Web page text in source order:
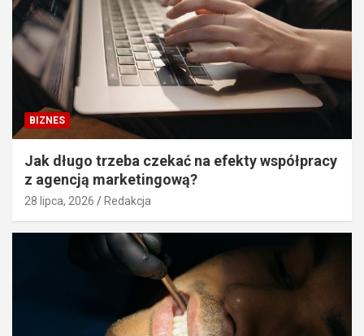
BIZNES
Jak długo trzeba czekać na efekty współpracy
z agencją marketingową?
28 lipca, 2026 Redakcja